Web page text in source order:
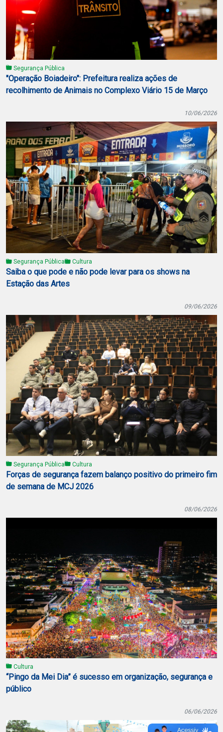
Segurança Pública
"Operação Boiadeiro": Prefeitura realiza ações de
recolhimento de Animais no Complexo Viário 15 de Março
10/06/2026
Segurança Pública Cultura
Saiba o que pode e não pode levar para os shows na
Estação das Artes
09/06/2026
Segurança Pública Cultura
Forças de segurança fazem balanço positivo do primeiro fim
de semana de MCJ 2026
08/06/2026
Cultura
“Pingo da Mei Dia” é sucesso em organização, segurança e
público
06/06/2026